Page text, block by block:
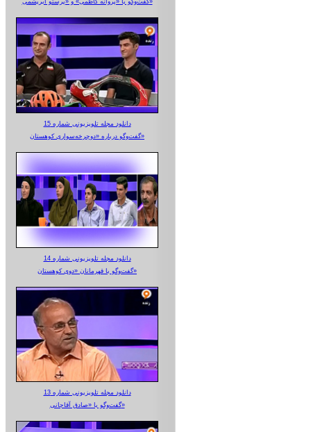
گفت‌وگو با «پروانه کاظمی» و «پرستو‌ ابریشمی»
دانلود مجله تلویزیونی شماره 15
گفت‌وگو درباره «دوچرخه‌سواری کوهستان»
دانلود مجله تلویزیونی شماره 14
گفت‌وگو با قهرمانان «دوی کوهستان»
دانلود مجله تلویزیونی شماره 13
گفت‌وگو با «صادق آقاجانی»